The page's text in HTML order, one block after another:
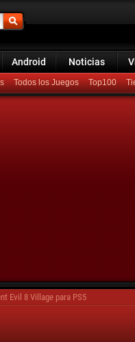
Android Noticias
Todos los Juegos Top100
Evil 8 Village para PS5